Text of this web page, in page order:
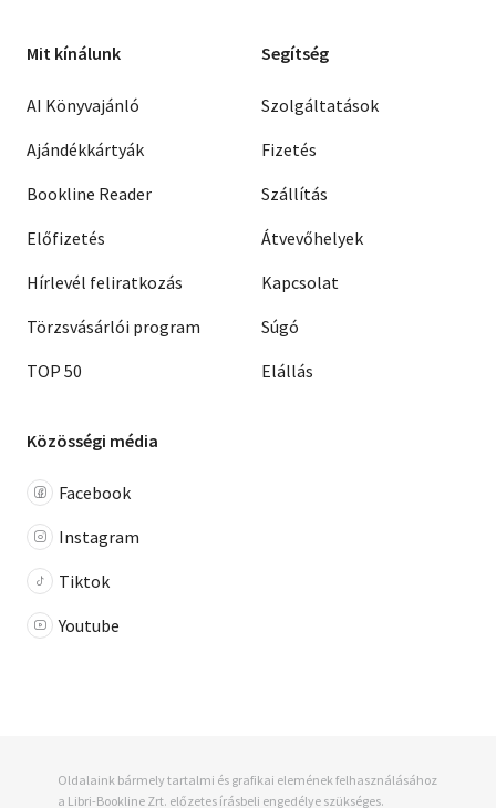
Mit kínálunk
AI Könyvajánló
Ajándékkártyák
Bookline Reader
Előfizetés
Hírlevél feliratkozás
Törzsvásárlói program
TOP 50
Segítség
Szolgáltatások
Fizetés
Szállítás
Átvevőhelyek
Kapcsolat
Súgó
Elállás
Közösségi média
Facebook
Instagram
Tiktok
Youtube
Oldalaink bármely tartalmi és grafikai elemének felhasználásához
a Libri-Bookline Zrt. előzetes írásbeli engedélye szükséges.